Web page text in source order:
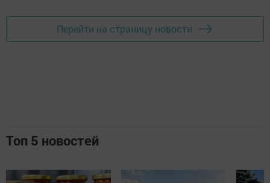
Перейти на страницу новости
Топ 5 новостей